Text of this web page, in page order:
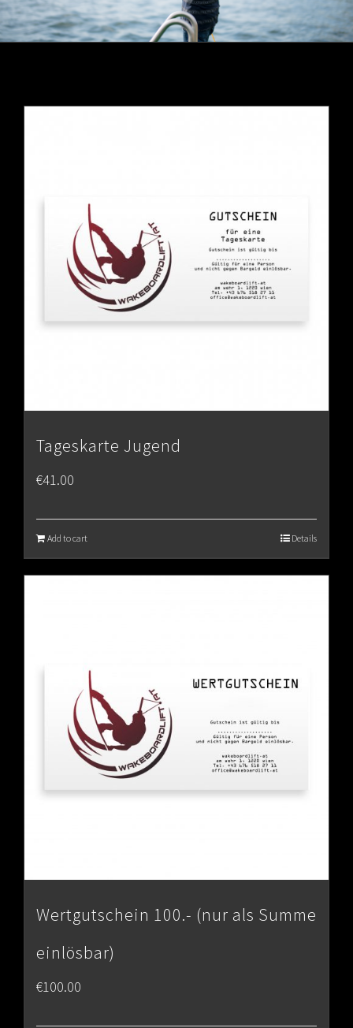
Tageskarte Jugend
€41.00
Add to cart Details
Wertgutschein 100.- (nur als Summe
einlösbar)
€100.00